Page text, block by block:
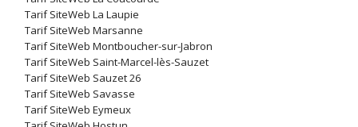
Tarif SiteWeb La Laupie
Tarif SiteWeb Marsanne
Tarif SiteWeb Montboucher-sur-Jabron
Tarif SiteWeb Saint-Marcel-lès-Sauzet
Tarif SiteWeb Sauzet 26
Tarif SiteWeb Savasse
Tarif SiteWeb Eymeux